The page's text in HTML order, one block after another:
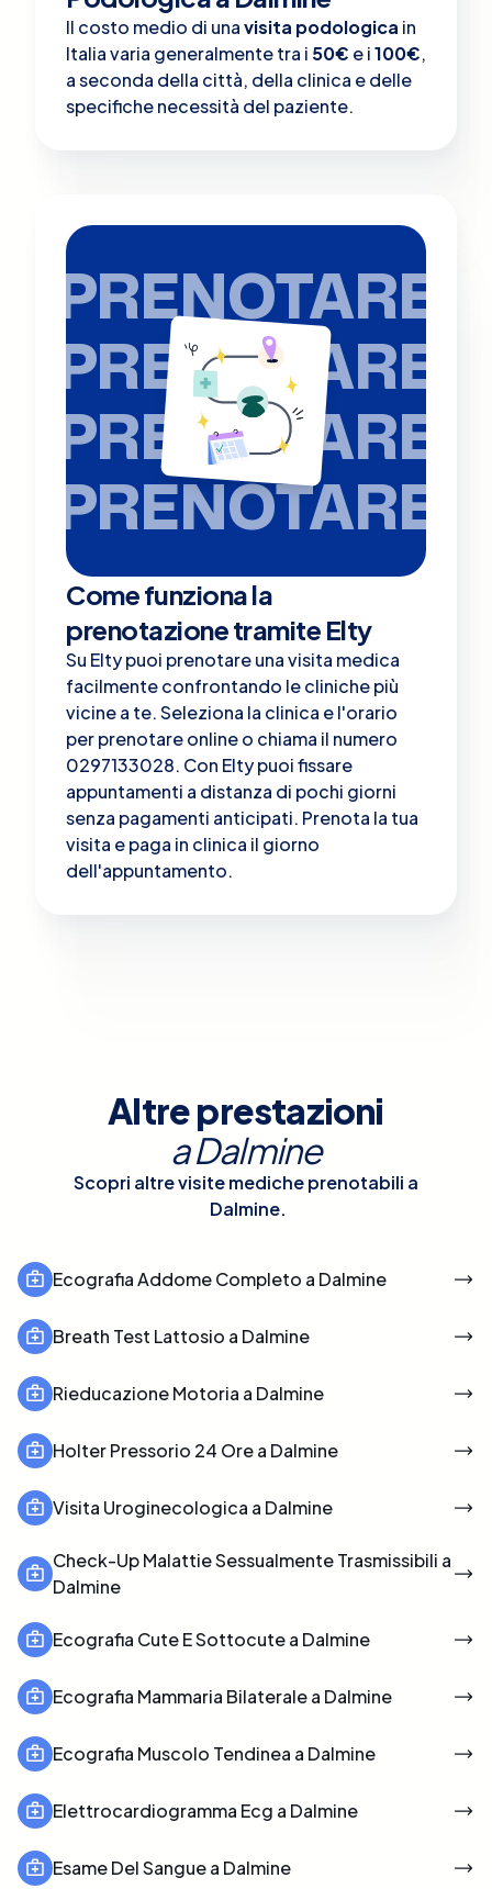
Il costo medio di unavisita podologica in
Italia varia generalmente tra i 50€ e i100€,
a seconda della città, della clinica e delle
specifiche necessità del paziente.
PRENOTARE
PRENOTARE
PRENOTARE
PRENOTARE
Come funziona la
prenotazione tramite Elty
Su Elty puoi prenotare una visita medica
facilmente confrontando le cliniche più
vicine a te. Seleziona la clinica e l'orario
per prenotare online o chiama il numero
0297133028. Con Elty puoi fissare
appuntamenti a distanza di pochi giorni
senza pagamenti anticipati. Prenota la tua
visita e paga in clinica il giorno
dell'appuntamento.
Altre prestazioni
aDalmine
Scopri altre visite mediche prenotabili a
Dalmine.
Ecografia Addome Completo a Dalmine
Breath Test Lattosio a Dalmine
Rieducazione Motoria a Dalmine
Holter Pressorio 24 Ore a Dalmine
Visita Uroginecologica a Dalmine
Check-Up Malattie Sessualmente Trasmissibili a
Dalmine
Ecografia Cute E Sottocute a Dalmine
Ecografia Mammaria Bilaterale a Dalmine
Ecografia Muscolo Tendinea a Dalmine
Elettrocardiogramma Ecg a Dalmine
Esame Del Sangue a Dalmine